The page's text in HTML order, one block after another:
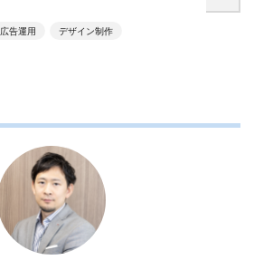
広告運用 デザイン制作